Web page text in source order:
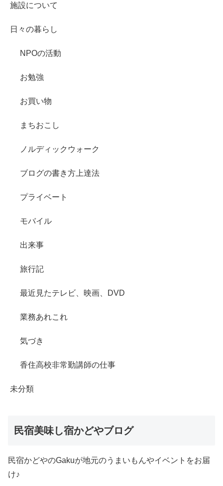
施設について
日々の暮らし
NPOの活動
お勉強
お買い物
まちおこし
ノルディックウォーク
ブログの書き方上達法
プライベート
モバイル
出来事
旅行記
最近見たテレビ、映画、DVD
業務あれこれ
気づき
香住高校非常勤講師の仕事
未分類
民宿美味し宿かどやブログ
民宿かどやのGakuが地元のうまいもんやイベントをお届
け♪